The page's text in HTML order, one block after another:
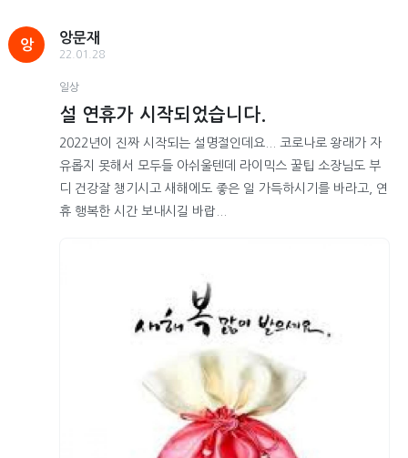
앙
앙문재
22.01.28
일상
설 연휴가 시작되었습니다.
2022년이 진짜 시작되는 설명절인데요... 코로나로 왕래가 자
유롭지 못해서 모두들 아쉬울텐데 라이믹스 꿀팁 소장님도 부
디 건강잘 챙기시고 새해에도 좋은 일 가득하시기를 바라고, 연
휴 행복한 시간 보내시길 바랍...